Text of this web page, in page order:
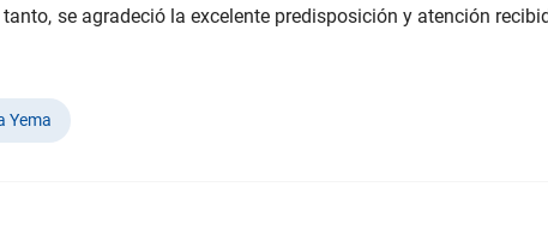
se agradeció la excelente predisposición y atención
Yema